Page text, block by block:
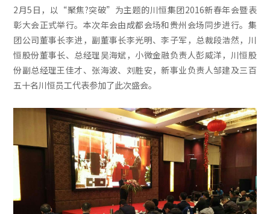
2月5日，以“聚焦?突破”为主题的川恒集团2016新春年会暨表
彰大会正式举行。本次年会由成都会场和贵州会场同步进行。集
团公司董事长李进，副董事长李光明、李子军，总裁段浩然，川
恒股份董事长、总经理吴海斌，小微金融负责人彭威洋，川恒股
份副总经理王佳才、张海波、刘胜安，新事业负责人邹建及三百
五十名川恒员工代表参加了此次盛会。